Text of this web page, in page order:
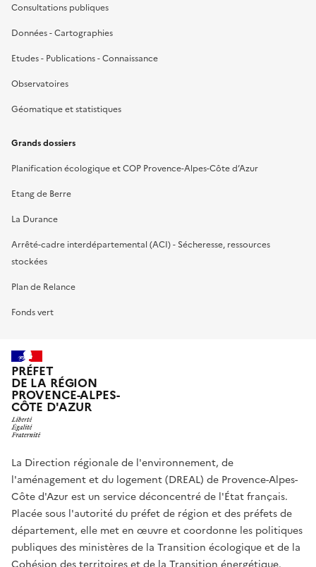
Consultations publiques
Données - Cartographies
Etudes - Publications - Connaissance
Observatoires
Géomatique et statistiques
Grands dossiers
Planification écologique et COP Provence-Alpes-Côte d’Azur
Etang de Berre
La Durance
Arrêté-cadre interdépartemental (ACI) - Sécheresse, ressources
stockées
Plan de Relance
Fonds vert
PRÉFET
DE LA RÉGION
PROVENCE-ALPES-
CÔTE D'AZUR
La Direction régionale de l'environnement, de
l'aménagement et du logement (DREAL) de Provence-Alpes-
Côte d'Azur est un service déconcentré de l'État français.
Placée sous l'autorité du préfet de région et des préfets de
département, elle met en œuvre et coordonne les politiques
publiques des ministères de la Transition écologique et de la